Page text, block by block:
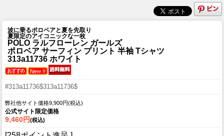
波に乗るポロベアと夏を先取り
夏限定のアイコニックな一枚
POLO ラルフローレン ガールズ
ポロベア サーフィン プリント 半袖 Tシャツ
313a11736 ホワイト
#313a11736$313a11736$
弊社他サイト価格9,900円(税込)
公式サイト限定価格
9,460円(税込)